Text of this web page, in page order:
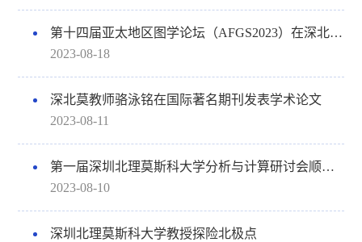
第十四届亚太地区图学论坛（AFGS2023）在深北莫成功举办
2023-08-18
深北莫教师骆泳铭在国际著名期刊发表学术论文
2023-08-11
第一届深圳北理莫斯科大学分析与计算研讨会顺利举行
2023-08-10
深圳北理莫斯科大学教授探险北极点